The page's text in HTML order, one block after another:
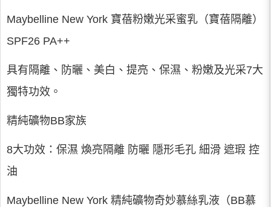
Maybelline New York 寶蓓粉嫩光采蜜乳（寶蓓隔離）
SPF26 PA++
具有隔離、防曬、美白、提亮、保濕、粉嫩及光采7大
獨特功效。
精純礦物BB家族
8大功效：保濕 煥亮隔離 防曬 隱形毛孔 細滑 遮瑕 控
油
Maybelline New York 精純礦物奇妙慕絲乳液（BB慕